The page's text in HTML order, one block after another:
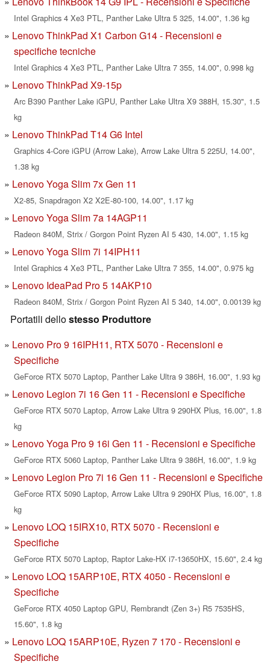
Intel Graphics 4 Xe3 PTL, Panther Lake Ultra 5 325, 14.00", 1.36 kg
Lenovo ThinkPad X1 Carbon G14 - Recensioni e
specifiche tecniche
Intel Graphics 4 Xe3 PTL, Panther Lake Ultra 7 355, 14.00", 0.998 kg
Lenovo ThinkPad X9-15p
Arc B390 Panther Lake iGPU, Panther Lake Ultra X9 388H, 15.30", 1.5
kg
Lenovo ThinkPad T14 G6 Intel
Graphics 4-Core iGPU (Arrow Lake), Arrow Lake Ultra 5 225U, 14.00",
1.38 kg
Lenovo Yoga Slim 7x Gen 11
X2-85, Snapdragon X2 X2E-80-100, 14.00", 1.17 kg
Lenovo Yoga Slim 7a 14AGP11
Radeon 840M, Strix / Gorgon Point Ryzen AI 5 430, 14.00", 1.15 kg
Lenovo Yoga Slim 7i 14IPH11
Intel Graphics 4 Xe3 PTL, Panther Lake Ultra 7 355, 14.00", 0.975 kg
Lenovo IdeaPad Pro 5 14AKP10
Radeon 840M, Strix / Gorgon Point Ryzen AI 5 340, 14.00", 0.00139 kg
Portatili dellostesso Produttore
Lenovo Pro 9 16IPH11, RTX 5070 - Recensioni e
Specifiche
GeForce RTX 5070 Laptop, Panther Lake Ultra 9 386H, 16.00", 1.93 kg
Lenovo Legion 7i 16 Gen 11 - Recensioni e Specifiche
GeForce RTX 5070 Laptop, Arrow Lake Ultra 9 290HX Plus, 16.00", 1.8
kg
Lenovo Yoga Pro 9 16i Gen 11 - Recensioni e Specifiche
GeForce RTX 5060 Laptop, Panther Lake Ultra 9 386H, 16.00", 1.9 kg
Lenovo Legion Pro 7i 16 Gen 11 - Recensioni e Specifiche
GeForce RTX 5090 Laptop, Arrow Lake Ultra 9 290HX Plus, 16.00", 1.8
kg
Lenovo LOQ 15IRX10, RTX 5070 - Recensioni e
Specifiche
GeForce RTX 5070 Laptop, Raptor Lake-HX i7-13650HX, 15.60", 2.4 kg
Lenovo LOQ 15ARP10E, RTX 4050 - Recensioni e
Specifiche
GeForce RTX 4050 Laptop GPU, Rembrandt (Zen 3+) R5 7535HS,
15.60", 1.8 kg
Lenovo LOQ 15ARP10E, Ryzen 7 170 - Recensioni e
Specifiche